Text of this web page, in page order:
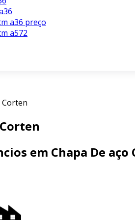
a36 preço
a572
Corten
em Chapa De aço